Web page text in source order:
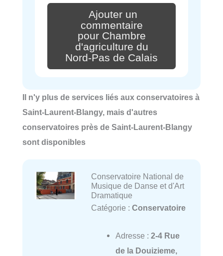
Ajouter un
commentaire
pour Chambre
d'agriculture du
Nord-Pas de Calais
Il n'y plus de services liés aux conservatoires à
Saint-Laurent-Blangy, mais d'autres
conservatoires près de Saint-Laurent-Blangy
sont disponibles
Conservatoire National de
Musique de Danse et d'Art
Dramatique
Catégorie : Conservatoire
Adresse : 2-4 Rue
de la Douizieme,